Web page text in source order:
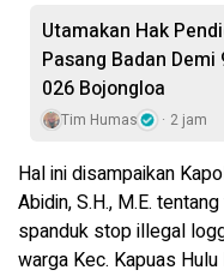
Utamakan Hak
Pasang Badan Demi
026 Bojongloa
Tim Humas 2 jam
Hal ini disampaikan
Abidin, S.H., M.E.
spanduk stop illegal
warga Kec. Kapuas